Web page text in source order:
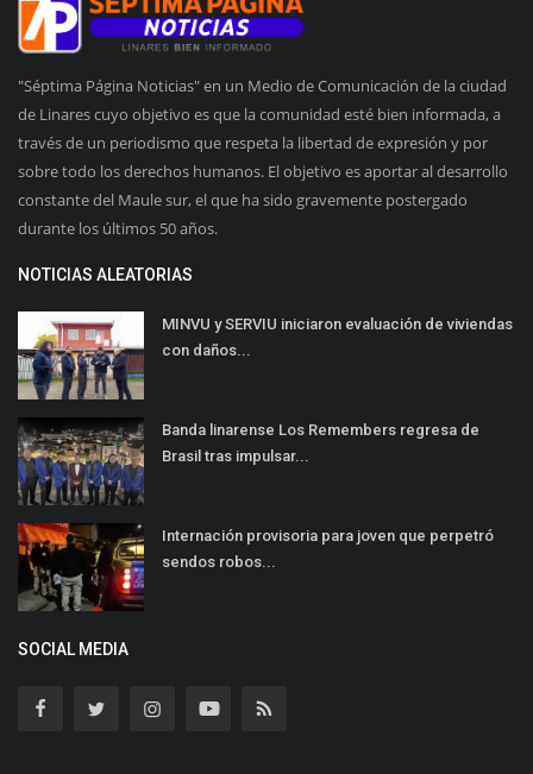
"Séptima Página Noticias" en un Medio de Comunicación de la ciudad
de Linares cuyo objetivo es que la comunidad esté bien informada, a
través de un periodismo que respeta la libertad de expresión y por
sobre todo los derechos humanos. El objetivo es aportar al desarrollo
constante del Maule sur, el que ha sido gravemente postergado
durante los últimos 50 años.
NOTICIAS ALEATORIAS
MINVU y SERVIU iniciaron evaluación de viviendas
con daños...
Banda linarense Los Remembers regresa de
Brasil tras impulsar...
Internación provisoria para joven que perpetró
sendos robos...
SOCIAL MEDIA